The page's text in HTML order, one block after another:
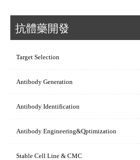
抗體藥開發
Target Selection
Antibody Generation
Antibody Identification
Antibody Engineering&Qptimization
Stable Cell Line & CMC